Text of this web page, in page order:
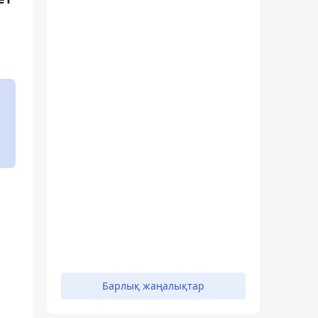
Барлық жаңалықтар